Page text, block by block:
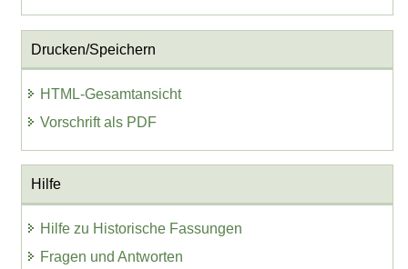
Drucken/Speichern
HTML-Gesamtansicht
Vorschrift als PDF
Hilfe
Hilfe zu Historische Fassungen
Fragen und Antworten